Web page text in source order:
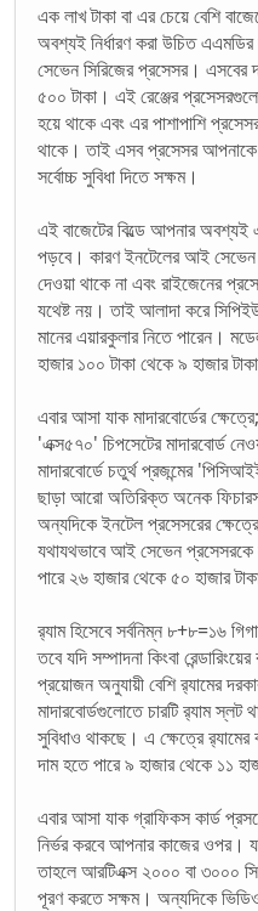
এক লাখ টাকা বা এর চেয়ে বেশি
অবশ্যই নির্ধারণ করা উচিত
সেভেন সিরিজের প্রসেসর। এসবের
৫০০ টাকা। এই রেঞ্জের
হয়ে থাকে এবং এর পাশাপাশি
থাকে। তাই এসব প্রসেসর আপনাকে
সর্বোচ্চ সুবিধা দিতে সক্ষম।
এই বাজেটের বিল্ডে আপনার
পড়বে। কারণ ইনটেলের আই
দেওয়া থাকে না এবং রাইজেনের
যথেষ্ট নয়। তাই আলাদা করে
মানের এয়ারকুলার নিতে পারেন।
হাজার ১০০ টাকা থেকে ৯ হাজার
এবার আসা যাক মাদারবোর্ডের
'এক্স৫৭০' চিপসেটের মাদারবোর্ড
মাদারবোর্ডে চতুর্থ প্রজন্মের
ছাড়া আরো অতিরিক্ত অনেক ফিচারস
অন্যদিকে ইনটেল প্রসেসরের
যথাযথভাবে আই সেভেন প্রসেসরকে
পারে ২৬ হাজার থেকে ৫০ হাজার
র‌্যাম হিসেবে সর্বনিম্ন ৮+৮=১৬
তবে যদি সম্পাদনা কিংবা
প্রয়োজন অনুযায়ী বেশি র‌্যামের
মাদারবোর্ডগুলোতে চারটি র‌্যাম স্লট
সুবিধাও থাকছে। এ ক্ষেত্রে
দাম হতে পারে ৯ হাজার থেকে ১১
এবার আসা যাক গ্রাফিকস কার্ড
নির্ভর করবে আপনার কাজের ওপর।
তাহলে আরটিএক্স ২০০০ বা ৩০০০
পূরণ করতে সক্ষম। অন্যদিকে ভিডিও